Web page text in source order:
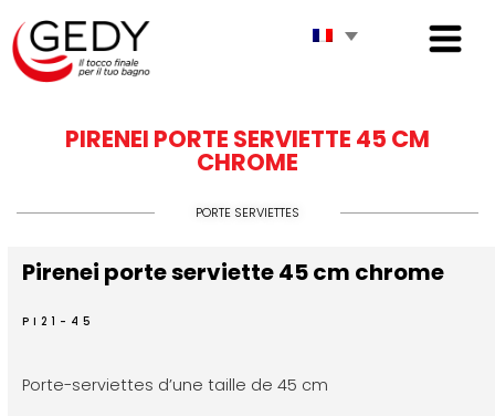
PIRENEI PORTE SERVIETTE 45 CM
CHROME
PORTE SERVIETTES
Pirenei porte serviette 45 cm chrome
PI21-45
Porte-serviettes d’une taille de 45 cm